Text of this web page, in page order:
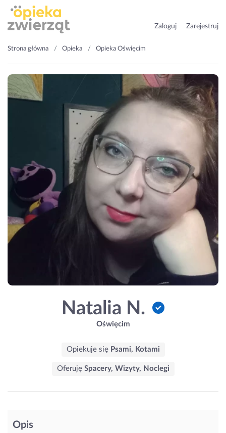
Zaloguj Zarejestruj
Strona główna Opieka Opieka Oświęcim
Natalia N.
Oświęcim
Opiekuje się Psami, Kotami
Oferuję Spacery, Wizyty, Noclegi
Opis